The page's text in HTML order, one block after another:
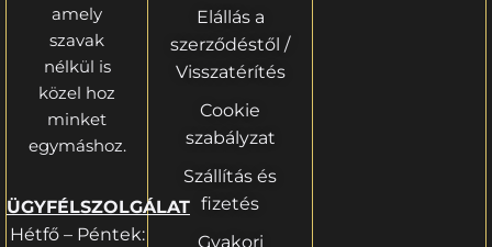
amely
szavak
nélkül is
közel hoz
minket
egymáshoz.
ÜGYFÉLSZOLGÁLAT
Hétfő – Péntek:
Elállás a
szerződéstől /
Visszatérítés
Cookie
szabályzat
Szállítás és
fizetés
Gyakori